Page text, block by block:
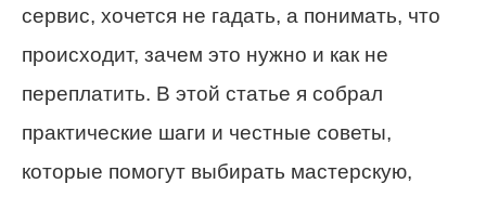
сервис, хочется не гадать, а понимать, что
происходит, зачем это нужно и как не
переплатить. В этой статье я собрал
практические шаги и честные советы,
которые помогут выбирать мастерскую,